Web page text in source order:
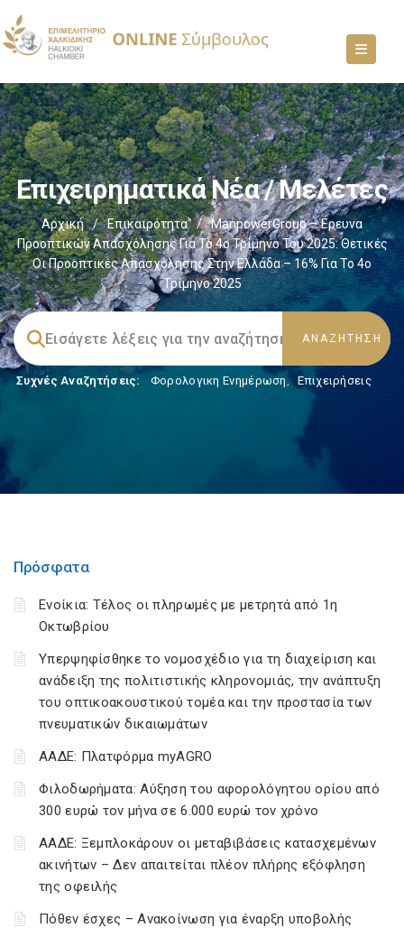
Επιχειρηματικά Νέα / Μελέτες
Αρχική / Επικαιρότητα /
ManpowerGroup – Έρευνα
Προοπτικών Απασχόλησης Για Το 4ο Τρίμηνο Του 2025: Θετικές
Οι Προοπτικές Απασχόλησης Στην Ελλάδα – 16% Για Το 4ο
Τρίμηνο 2025
Συχνές Αναζητήσεις: Φορολογικη Ενημέρωση, Επιχειρήσεις
Πρόσφατα
Ενοίκια: Τέλος οι πληρωμές με μετρητά από 1η
Οκτωβρίου
Υπερψηφίσθηκε το νομοσχέδιο για τη διαχείριση και
ανάδειξη της πολιτιστικής κληρονομιάς, την ανάπτυξη
του οπτικοακουστικού τομέα και την προστασία των
πνευματικών δικαιωμάτων
ΑΑΔΕ: Πλατφόρμα myAGRO
Φιλοδωρήματα: Αύξηση του αφορολόγητου ορίου από
300 ευρώ τον μήνα σε 6.000 ευρώ τον χρόνο
ΑΑΔΕ: Ξεμπλοκάρουν οι μεταβιβάσεις κατασχεμένων
ακινήτων – Δεν απαιτείται πλέον πλήρης εξόφληση
της οφειλής
Πόθεν έσχες – Ανακοίνωση για έναρξη υποβολής